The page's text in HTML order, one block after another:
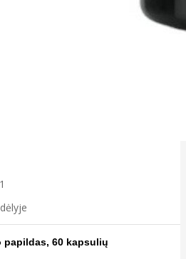
papildas, 60 kapsulių